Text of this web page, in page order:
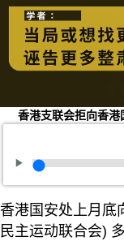
香港支联会拒向香
香港国安处上月底
民主运动联合会)